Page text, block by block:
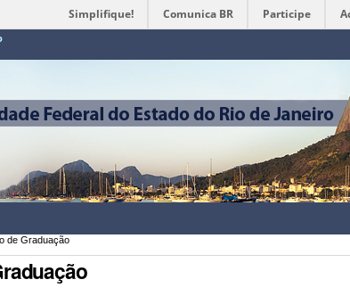
Simplifique! Comunica BR Participe
de Graduação